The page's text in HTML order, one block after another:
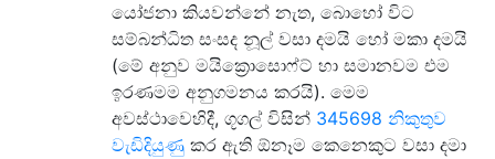
යෝජනා කියවන්නේ නැත, බොහෝ විට
සම්බන්ධිත සංසද නූල් වසා දමයි හෝ මකා දමයි
(මේ අනුව මයික්‍රොසොෆ්ට් හා සමානවම එම
ඉරණමම අනුගමනය කරයි). මෙම
අවස්ථාවෙහිදී, ගූගල් විසින් 345698 නිකුතුව
වැඩිදියුණු කර ඇති ඕනෑම කෙනෙකුට වසා දමා